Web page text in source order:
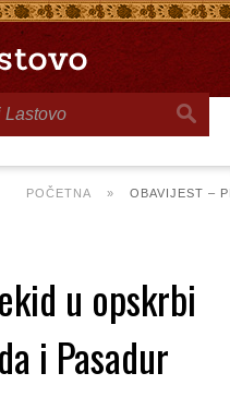
POČETNA » OBAVIJEST –
u opskrbi
i Pasadur